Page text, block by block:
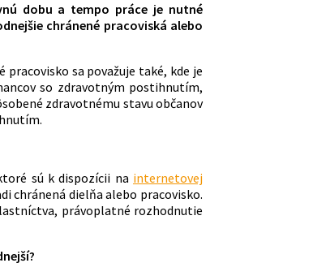
dobu a tempo práce je nutné
chránené pracoviská alebo
pracovisko sa považuje také, kde je
so zdravotným postihnutím,
zdravotnému stavu občanov
sú k dispozícii na internetovej
chránená dielňa alebo pracovisko.
právoplatné rozhodnutie